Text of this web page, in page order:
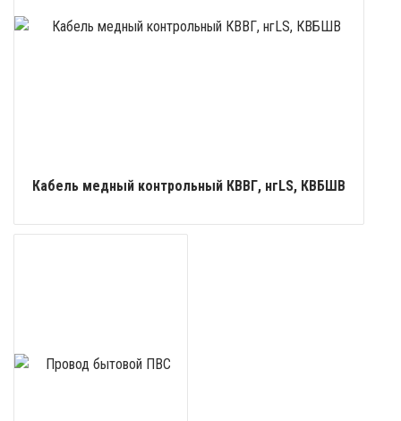
Кабель медный контрольный КВВГ, нгLS, КВБШВ